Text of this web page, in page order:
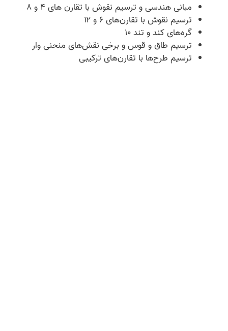
مبانی هندسی و ترسیم نقوش با تقارن های ۴ و ۸
ترسیم نقوش با تقارن‌های ۶ و ۱۲
گره‌های کند و تند ۱۰
ترسیم طاق و قوس و برخی نقش‌های منحنی وار
ترسیم طرح‌ها با تقارن‌های ترکیبی